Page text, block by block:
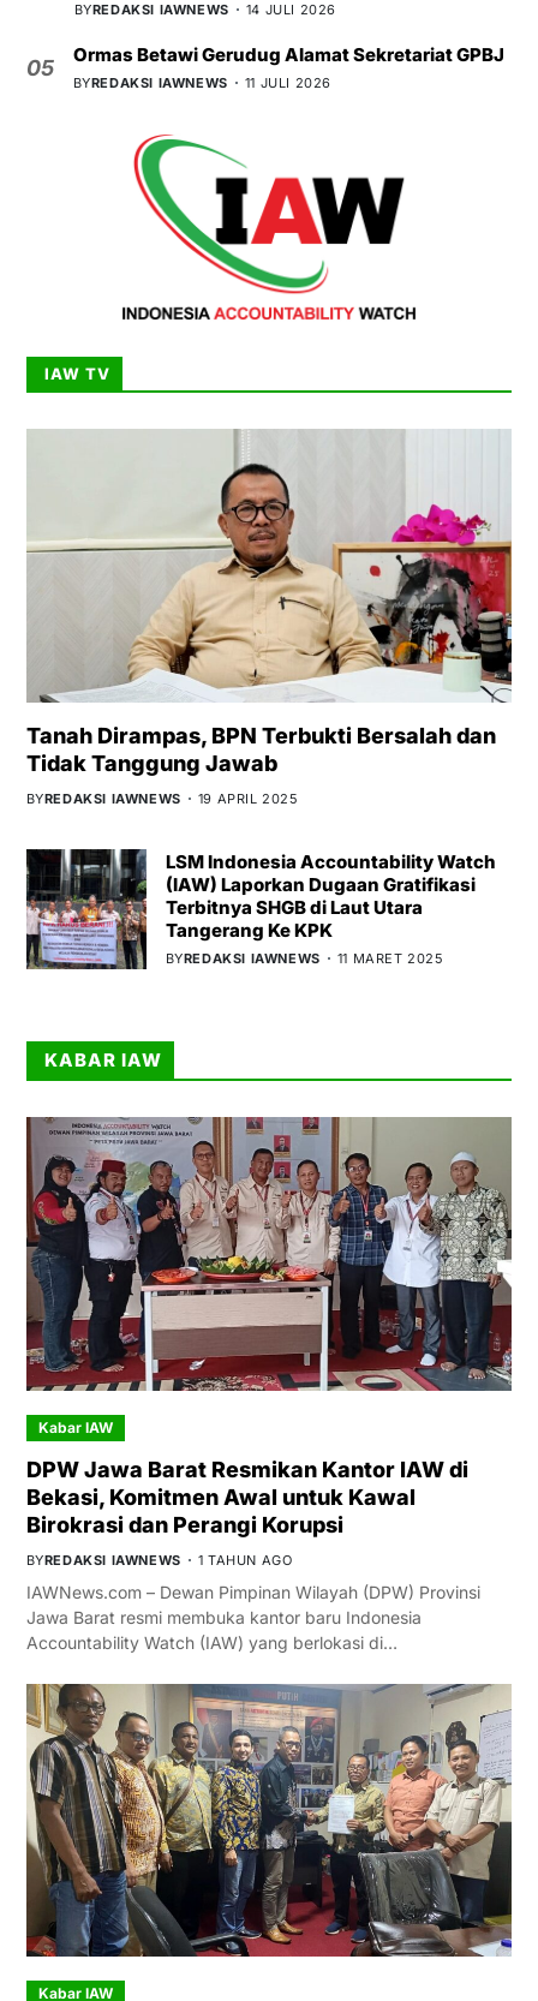
BYREDAKSI IAWNEWS 14 JULI 2026
05
Ormas Betawi Gerudug Alamat Sekretariat GPBJ
BYREDAKSI IAWNEWS 11 JULI 2026
IAW TV
Tanah Dirampas, BPN Terbukti Bersalah dan
Tidak Tanggung Jawab
BYREDAKSI IAWNEWS 19 APRIL 2025
LSM Indonesia Accountability Watch
(IAW) Laporkan Dugaan Gratifikasi
Terbitnya SHGB di Laut Utara
Tangerang Ke KPK
BYREDAKSI IAWNEWS 11 MARET 2025
KABAR IAW
Kabar IAW
DPW Jawa Barat Resmikan Kantor IAW di
Bekasi, Komitmen Awal untuk Kawal
Birokrasi dan Perangi Korupsi
BYREDAKSI IAWNEWS 1 TAHUN AGO
IAWNews.com – Dewan Pimpinan Wilayah (DPW) Provinsi
Jawa Barat resmi membuka kantor baru Indonesia
Accountability Watch (IAW) yang berlokasi di…
Kabar IAW